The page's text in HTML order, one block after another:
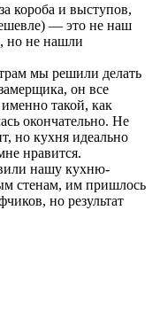
короба и выступов,
— это не наш
но не нашли
мы решили делать
он все
такой, как
окончательно. Не
но кухня идеально
нравится.
нашу кухню-
стенам, им пришлось
но результат